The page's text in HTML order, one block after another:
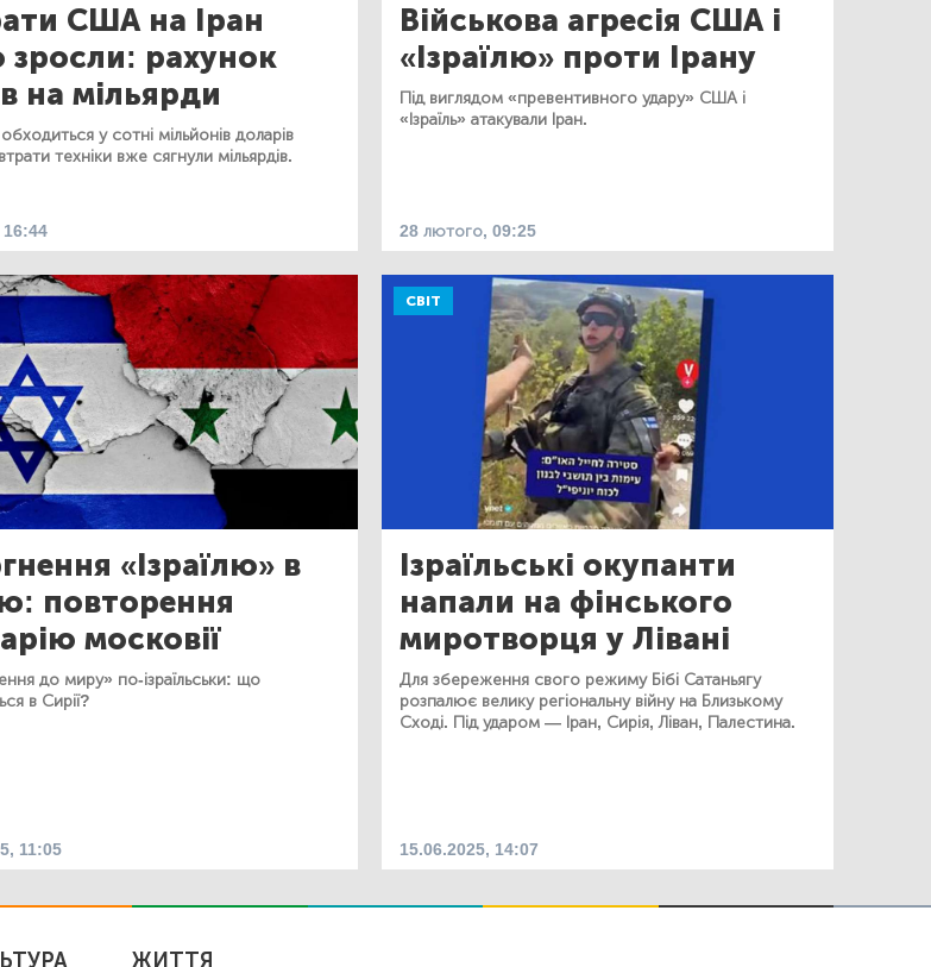
США на Іран
зросли: рахунок
на мільярди
у сотні мільйонів доларів
техніки вже сягнули мільярдів.
16:44
Військова агресія США і
«Ізраїлю» проти Ірану
Під виглядом «превентивного удару» США і
«Ізраїль» атакували Іран.
28 лютого, 09:25
«Ізраїлю» в
повторення
московії
до миру» по-ізраїльськи: що
в Сирії?
11:05
СВІТ
Ізраїльські окупанти
напали на фінського
миротворця у Лівані
Для збереження свого режиму Бібі Сатаньягу
розпалює велику регіональну війну на Близькому
Сході. Під ударом — Іран, Сирія, Ліван, Палестина.
15.06.2025, 14:07
ЖИТТЯ